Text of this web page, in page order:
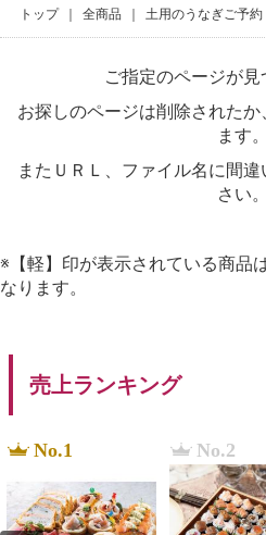
オードブル
成
ケーキ
みりん
sumad
Fusion 2010
トップ 全商品 土用のうなぎご予約
ご指定のページが見
お探しのページは削除された
ます。
またＵＲＬ、ファイル名に間
さい。
※【軽】印が表示されている商品
なります。
売上ランキング
No.1 No.2